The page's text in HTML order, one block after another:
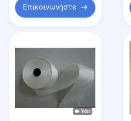
Επικοινωνήστε